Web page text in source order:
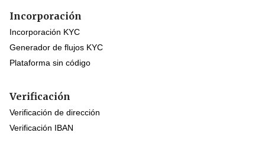
Incorporación
Incorporación KYC
Generador de flujos KYC
Plataforma sin código
Verificación
Verificación de dirección
Verificación IBAN